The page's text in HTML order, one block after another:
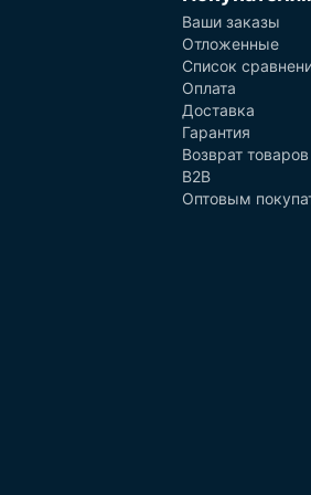
Ваши заказы
Отложенные
Список
Оплата
Доставка
Гарантия
Возврат товаров
B2B
Оптовым